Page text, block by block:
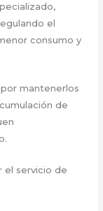
el
consumo y
mantenerlos
de
el servicio de